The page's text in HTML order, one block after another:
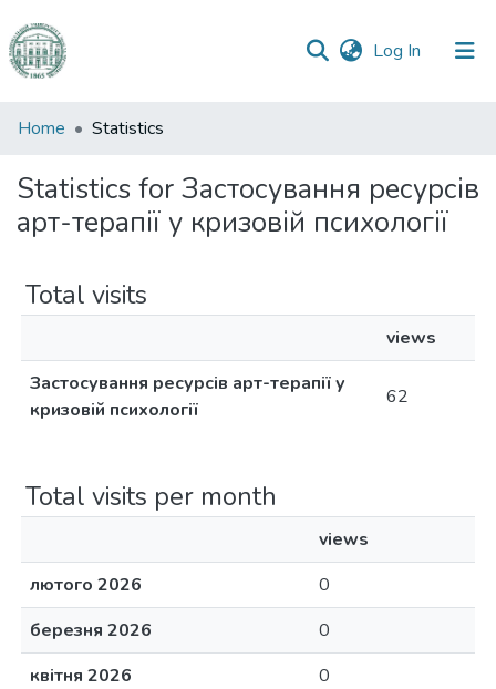
Log In (current)
Communities
Collections
All of DSpace
Home Statistics
Statistics for Застосування ресурсів
арт-терапії у кризовій психології
Total visits
views
Застосування ресурсів арт-терапії у
кризовій психології
62
Total visits per month
views
лютого 2026
0
березня 2026
0
квітня 2026
0